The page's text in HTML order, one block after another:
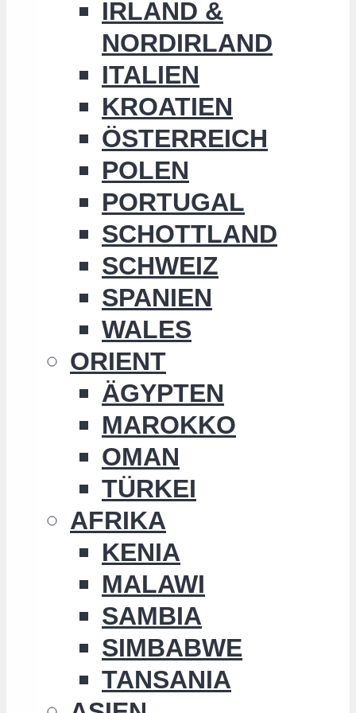
IRLAND &
NORDIRLAND
ITALIEN
KROATIEN
ÖSTERREICH
POLEN
PORTUGAL
SCHOTTLAND
SCHWEIZ
SPANIEN
WALES
ORIENT
ÄGYPTEN
MAROKKO
OMAN
TÜRKEI
AFRIKA
KENIA
MALAWI
SAMBIA
SIMBABWE
TANSANIA